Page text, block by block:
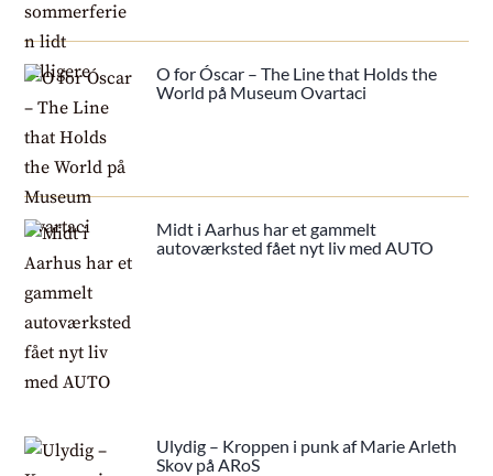
O for Óscar – The Line that Holds the
World på Museum Ovartaci
Midt i Aarhus har et gammelt
autoværksted fået nyt liv med AUTO
Ulydig – Kroppen i punk af Marie Arleth
Skov på ARoS